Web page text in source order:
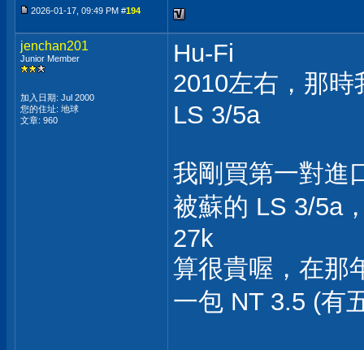
2026-01-17, 09:49 PM #194
jenchan201
Junior Member
加入日期: Jul 2000
您的住址: 地球
文章: 960
Hu-Fi
2010左右，那
LS 3/5a
我剛買第一對進
被蘇的 LS 3/5a
27k
算很貴喔，在那
一包 NT 3.5 (有